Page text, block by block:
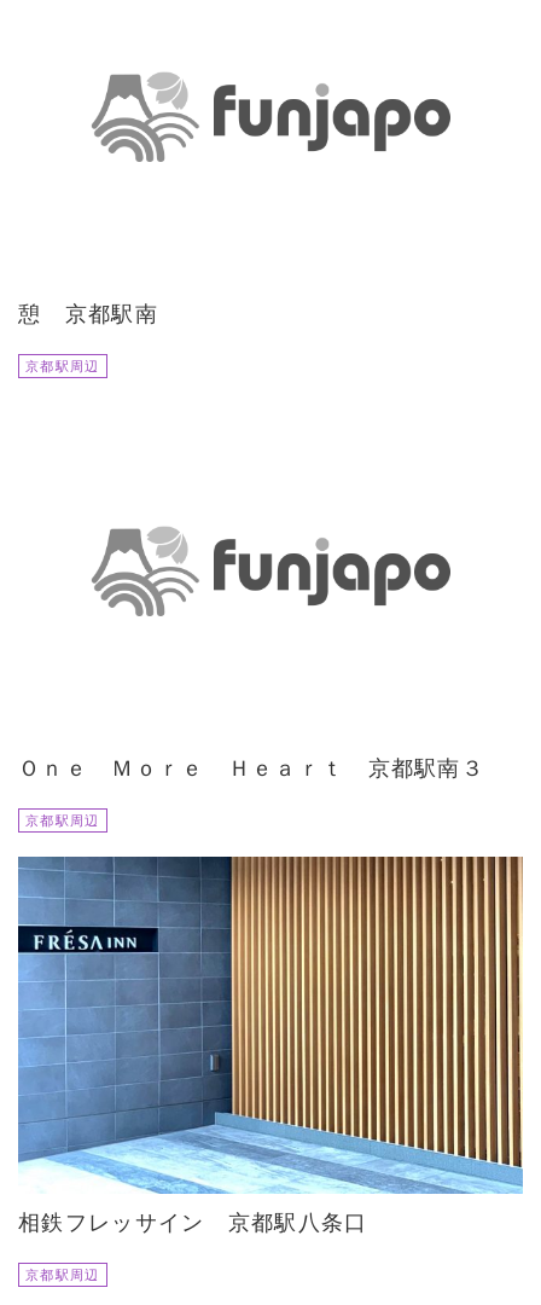
憩 京都駅南
京都駅周辺
Ｏｎｅ Ｍｏｒｅ Ｈｅａｒｔ 京都駅南３
京都駅周辺
相鉄フレッサイン 京都駅八条口
京都駅周辺